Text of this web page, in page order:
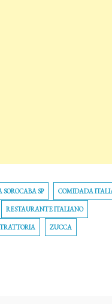
SP COMIDADA
RESTAURANTE ITALIANO
ZUCCA